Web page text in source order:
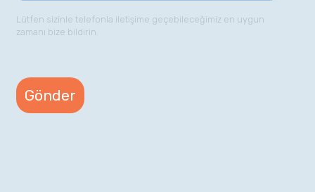
Lütfen sizinle telefonla iletişime geçebileceğimiz en uygun
zamanı bize bildirin.